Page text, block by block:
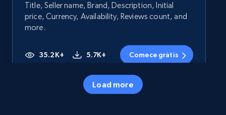
Title, Seller name, Brand, Description, Initial
price, Currency, Availability, Reviews count, and
more.
35.2K+ 5.7K+ Comece grátis
Load more